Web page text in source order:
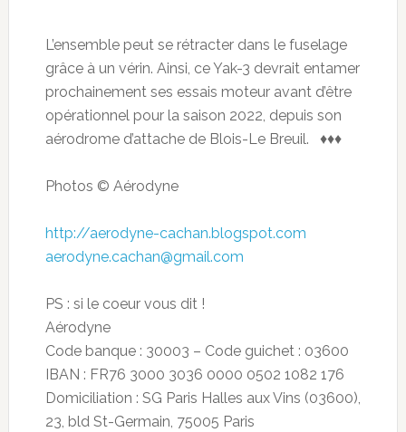
L’ensemble peut se rétracter dans le fuselage
grâce à un vérin. Ainsi, ce Yak-3 devrait entamer
prochainement ses essais moteur avant d’être
opérationnel pour la saison 2022, depuis son
aérodrome d’attache de Blois-Le Breuil. ♦♦♦
Photos © Aérodyne
http://aerodyne-cachan.blogspot.com
aerodyne.cachan@gmail.com
PS : si le coeur vous dit !
Aérodyne
Code banque : 30003 – Code guichet : 03600
IBAN : FR76 3000 3036 0000 0502 1082 176
Domiciliation : SG Paris Halles aux Vins (03600),
23, bld St-Germain, 75005 Paris